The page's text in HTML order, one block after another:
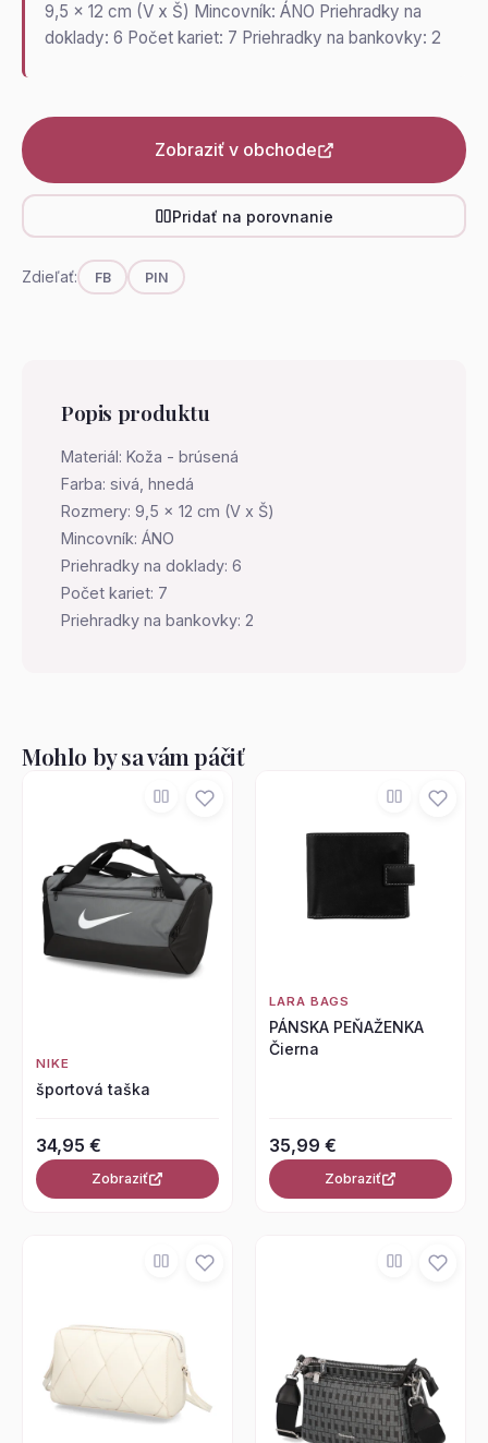
9,5 x 12 cm (V x Š) Mincovník: ÁNO Priehradky na
doklady: 6 Počet kariet: 7 Priehradky na bankovky: 2
Zobraziť v obchode
Pridať na porovnanie
Zdieľať: FB PIN
Popis produktu
Materiál: Koža - brúsená
Farba: sivá, hnedá
Rozmery: 9,5 x 12 cm (V x Š)
Mincovník: ÁNO
Priehradky na doklady: 6
Počet kariet: 7
Priehradky na bankovky: 2
Mohlo by sa vám páčiť
NIKE
športová taška
34,95 €
Zobraziť
LARA BAGS
PÁNSKA PEŇAŽENKA
Čierna
35,99 €
Zobraziť